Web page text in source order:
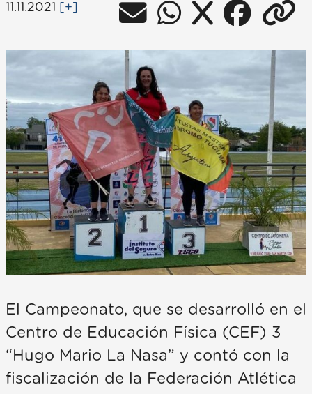
11.11.2021 [+]
El Campeonato, que se desarrolló en el
Centro de Educación Física (CEF) 3
“Hugo Mario La Nasa” y contó con la
fiscalización de la Federación Atlética